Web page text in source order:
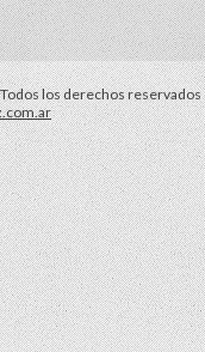
Todos los derechos reservados